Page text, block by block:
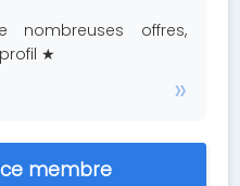
offres,
★
membre